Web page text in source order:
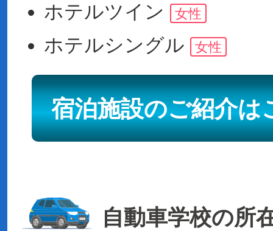
ホテルツイン 女性
ホテルシングル 女性
宿泊施設のご紹介は
自動車学校の所